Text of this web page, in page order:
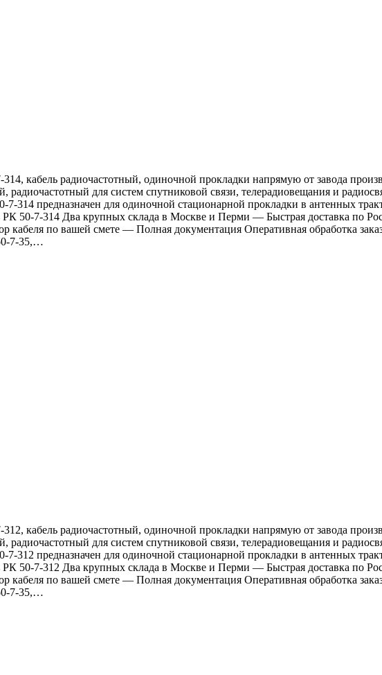
кабель радиочастотный, одиночной прокладки напрямую от завода
для систем спутниковой связи, телерадиовещания и
314 предназначен для одиночной стационарной прокладки в антенных
РК 50-7-314 Два крупных склада в Москве и Перми — Быстрая доставка по
по вашей смете — Полная документация Оперативная обработка
7-35,…
кабель радиочастотный, одиночной прокладки напрямую от завода
для систем спутниковой связи, телерадиовещания и
312 предназначен для одиночной стационарной прокладки в антенных
РК 50-7-312 Два крупных склада в Москве и Перми — Быстрая доставка по
по вашей смете — Полная документация Оперативная обработка
7-35,…